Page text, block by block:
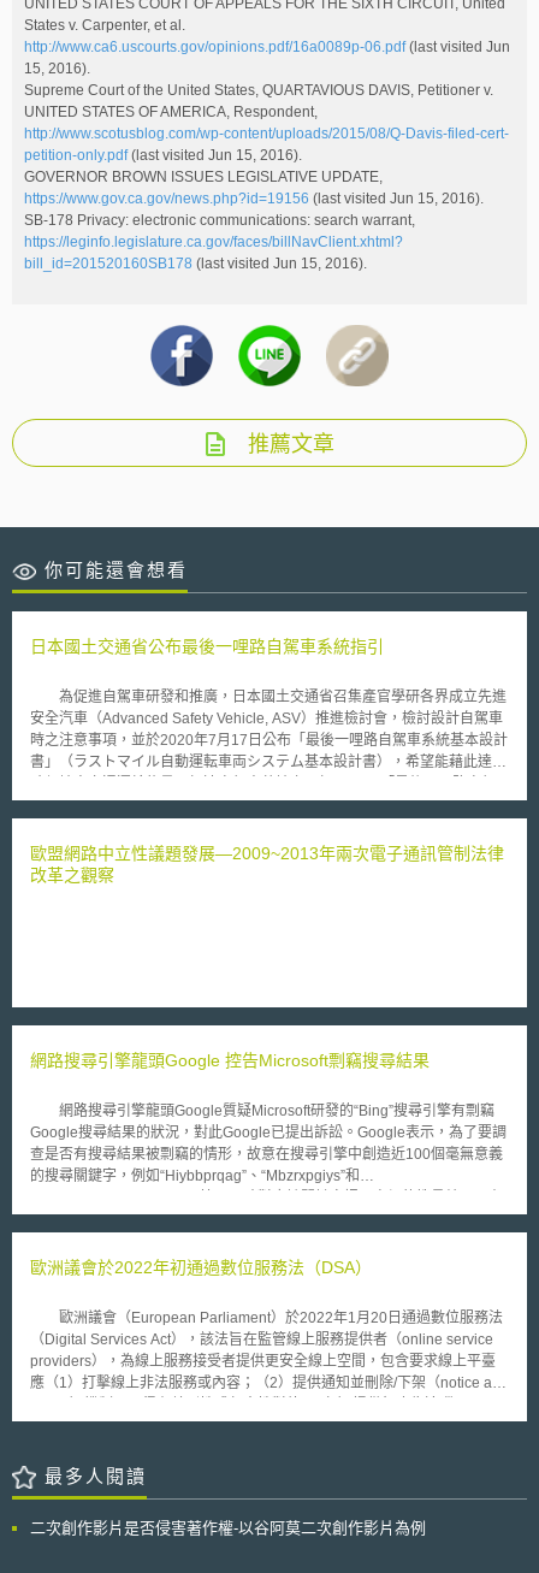
States v. Carpenter, et al.
http://www.ca6.uscourts.gov/opinions.pdf/16a0089p-06.pdf(last visited Jun
15, 2016).
Supreme Court of the United States, QUARTAVIOUS DAVIS, Petitioner v.
UNITED STATES OF AMERICA, Respondent,
http://www.scotusblog.com/wp-content/uploads/2015/08/Q-Davis-filed-cert-
petition-only.pdf(last visited Jun 15, 2016).
GOVERNOR BROWN ISSUES LEGISLATIVE UPDATE,
https://www.gov.ca.gov/news.php?id=19156 (last visited Jun 15, 2016).
SB-178 Privacy: electronic communications: search warrant,
https://leginfo.legislature.ca.gov/faces/billNavClient.xhtml?
bill_id=201520160SB178 (last visited Jun 15, 2016).
推薦文章
你可能還會想看
日本國土交通省公布最後一哩路自駕車系統指引
為促進自駕車研發和推廣，日本國土交通省召集產官學研各界成立先進
安全汽車（Advanced Safety Vehicle, ASV）推進檢討會，檢討設計自駕車
時之注意事項，並於2020年7月17日公布「最後一哩路自駕車系統基本設計
書」（ラストマイル自動運転車両システム基本設計書），希望能藉此達成
車系統基本設計書」將操作適用範圍（Operational Design Domain,
ODD，包括（1）道路/地理條件︰目標道路、行駛道路；（2）環境條件︰
時間、天氣；（3）行駛條件︰行駛速度；（4）行駛空間︰可支援自駕車行
歐盟網路中立性議題發展—2009~2013年兩次電子通訊管制法律
改革之觀察
網路搜尋引擎龍頭Google 控告Microsoft剽竊搜尋結果
網路搜尋引擎龍頭Google質疑Microsoft研發的“Bing”搜尋引擎有剽竊
Google搜尋結果的狀況，對此Google已提出訴訟。Google表示，為了要調
查是否有搜尋結果被剽竊的情形，故意在搜尋引擎中創造近100個毫無意義
的搜尋關鍵字，例如“Hiybbprqag”、“Mbzrxpgiys”和
幾個禮拜之後，Google發現競爭對手Microsoft 的Bing搜尋引擎也出現相同
果是經過多年辛苦努力的成果，這件事情對我們來說像是一場馬拉松賽跑中
品質結果的方法之一，Bing實際上使用不同的符號和方法來對於不同的搜尋
結果加以分級，用來辨別不同的搜尋結果。同時針對搜尋結果提供多數關連
的答案，藉此增加消費者對於Bing搜尋引擎的良好經驗，Google使用間諜
手法（Spy-novelesque stunt）對競爭對手進行調查，此舉已抹黑Bing，蒙
質，Microsoft的說法無法獲得肯認，後續延燒的訴訟爭議，有待日後進一步
觀察。
歐洲議會於2022年初通過數位服務法（DSA）
歐洲議會（European Parliament）於2022年1月20日通過數位服務法
（Digital Services Act），該法旨在監管線上服務提供者（online service
providers），為線上服務接受者提供更安全線上空間，包含要求線上平臺
應（1）打擊線上非法服務或內容；（2）提供通知並刪除/下架（notice and
（tracking-free ad）選項，和禁止將未成年人資料用於定向廣告（targeting
（very large online platforms, VLOP）若故意或過失違反義務，最高罰鍰可
被處以前一會計年度總營業額6%，或按日連續處罰最高可處前一會計年度
停止提供服務；（5）強制性風險評估和提高演算法透明度，以打擊有害內
最多人閱讀
二次創作影片是否侵害著作權-以谷阿莫二次創作影片為例